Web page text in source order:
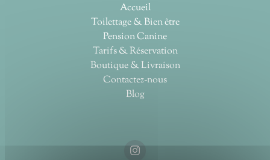
Accueil
Toilettage & Bien être
Pension Canine
Tarifs & Réservation
Boutique & Livraison
Contactez-nous
Blog